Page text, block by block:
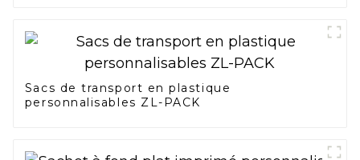
Sacs de transport en plastique
personnalisables ZL-PACK